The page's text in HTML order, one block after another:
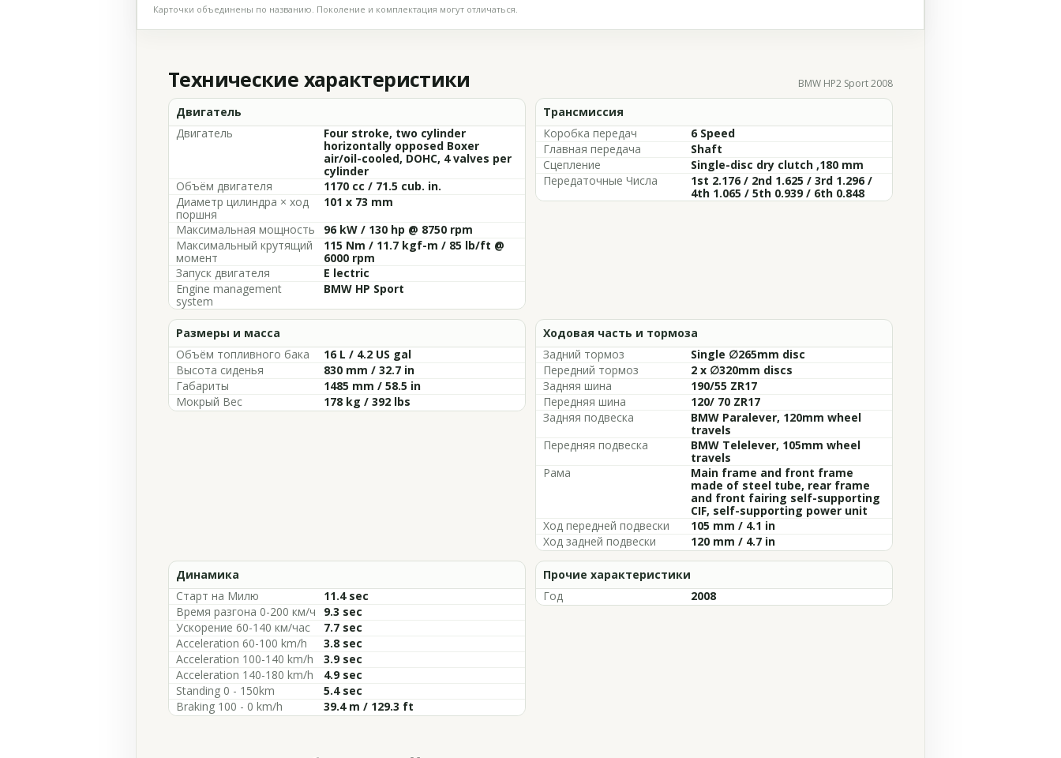
Карточки объединены по названию. Поколение и комплектация могут отличаться.
Технические характеристики BMW HP2 Sport 2008
Двигатель
Двигатель
Four stroke, two cylinder
horizontally opposed Boxer
air/oil-cooled, DOHC, 4 valves per
cylinder
Объём двигателя
1170 cc / 71.5 cub. in.
Диаметр цилиндра × ход
поршня
101 x 73 mm
Максимальная мощность
96 kW / 130 hp @ 8750 rpm
Максимальный крутящий
момент
115 Nm / 11.7 kgf-m / 85 lb/ft @
6000 rpm
Запуск двигателя
E lectric
Engine management
system
BMW HP Sport
Трансмиссия
Коробка передач
6 Speed
Главная передача
Shaft
Сцепление
Single-disc dry clutch ,180 mm
Передаточные Числа
1st 2.176 / 2nd 1.625 / 3rd 1.296 /
4th 1.065 / 5th 0.939 / 6th 0.848
Размеры и масса
Объём топливного бака
16 L / 4.2 US gal
Высота сиденья
830 mm / 32.7 in
Габариты
1485 mm / 58.5 in
Мокрый Вес
178 kg / 392 lbs
Ходовая часть и тормоза
Задний тормоз
Single ∅265mm disc
Передний тормоз
2 x ∅320mm discs
Задняя шина
190/55 ZR17
Передняя шина
120/ 70 ZR17
Задняя подвеска
BMW Paralever, 120mm wheel
travels
Передняя подвеска
BMW Telelever, 105mm wheel
travels
Рама
Main frame and front frame
made of steel tube, rear frame
and front fairing self-supporting
CIF, self-supporting power unit
Ход передней подвески
105 mm / 4.1 in
Ход задней подвески
120 mm / 4.7 in
Динамика
Старт на Милю
11.4 sec
Время разгона 0-200 км/ч
9.3 sec
Ускорение 60-140 км/час
7.7 sec
Acceleration 60-100 km/h
3.8 sec
Acceleration 100-140 km/h
3.9 sec
Acceleration 140-180 km/h
4.9 sec
Standing 0 - 150km
5.4 sec
Braking 100 - 0 km/h
39.4 m / 129.3 ft
Прочие характеристики
Год
2008